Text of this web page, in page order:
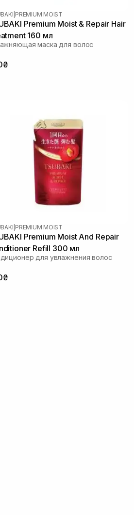
PREMIUM MOIST
Premium Moist & Repair Hair
160 мл
маска для волос
PREMIUM MOIST
Premium Moist And Repair
Refill 300 мл
для увлажнения волос